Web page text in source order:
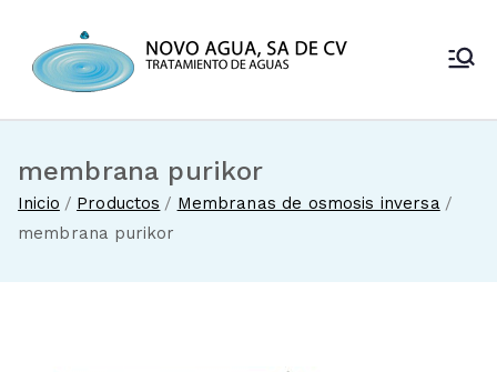
contenido
Novo Agua
membrana purikor
Inicio Productos
Membranas de osmosis inversa
membrana purikor